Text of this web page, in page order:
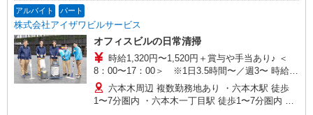
アルバイト パート
株式会社アイザワビルサービス
オフィスビルの日常清掃
時給1,320円〜1,520円＋賞与や手当あり♪ ＜
8：00〜17：00＞ ※1日3.5時間〜／週3〜 時給
1,320円 年収例：2,162,640円 ※月収162,720円
（月収例参照）+賞与105,000円×年2回 ＜17：
00〜21：00＞ ※1日3時間〜／週5〜 時給1,420円
六本木周辺 複数勤務地あり ・六本木駅 徒歩
1〜7分圏内 ・六本木一丁目駅 徒歩1〜7分圏内 ・